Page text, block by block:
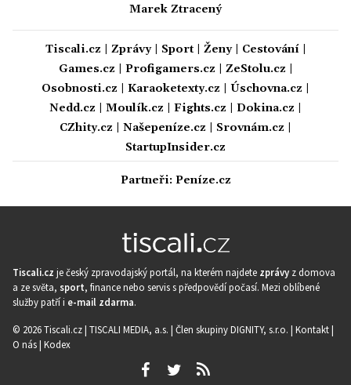
Marek Ztracený
Tiscali.cz Zprávy| Sport| Ženy| Cestování|
Games.cz
Profigamers.cz ZeStolu.cz
Osobnosti.cz
Karaoketexty.cz Úschovna.cz
Nedd.cz
Moulík.cz Fights.cz Dokina.cz
CZhity.cz
Našepeníze.cz Srovnám.cz
StartupInsider.cz
Partneři: Peníze.cz
Tiscali.cz je český zpravodajský portál, na kterém najdete zprávy z domova
a ze světa, sport, finance nebo servis s předpovědí počasí. Mezi oblíbené
služby patří i e-mail zdarma.
© 2026 Tiscali.cz | TISCALI MEDIA, a.s. | Člen skupiny DIGNITY, s.r.o. | Kontakt|
O nás| Kodex